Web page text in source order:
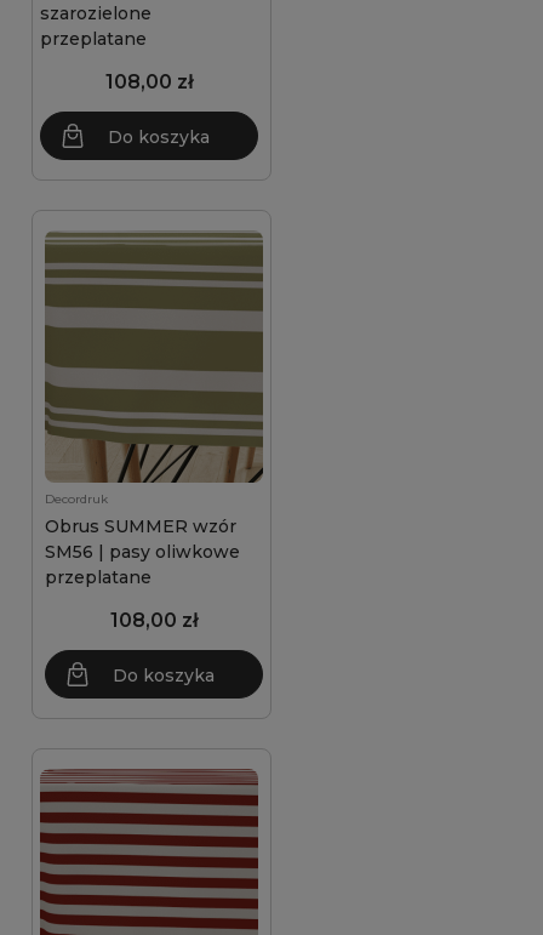
szarozielone
przeplatane
108,00 zł
Do koszyka
Decordruk
Obrus SUMMER wzór
SM56 | pasy oliwkowe
przeplatane
108,00 zł
Do koszyka